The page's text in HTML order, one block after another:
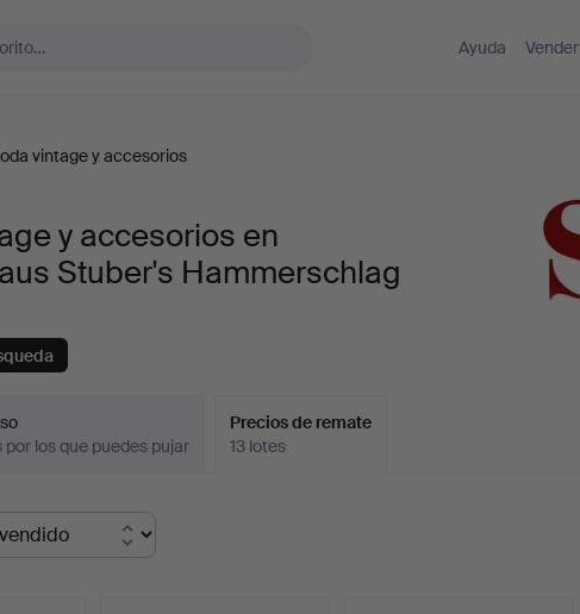
Ayuda Vender
vintage y accesorios
y accesorios en
Stuber's Hammerschlag
los que puedes pujar
Precios de remate
13 lotes